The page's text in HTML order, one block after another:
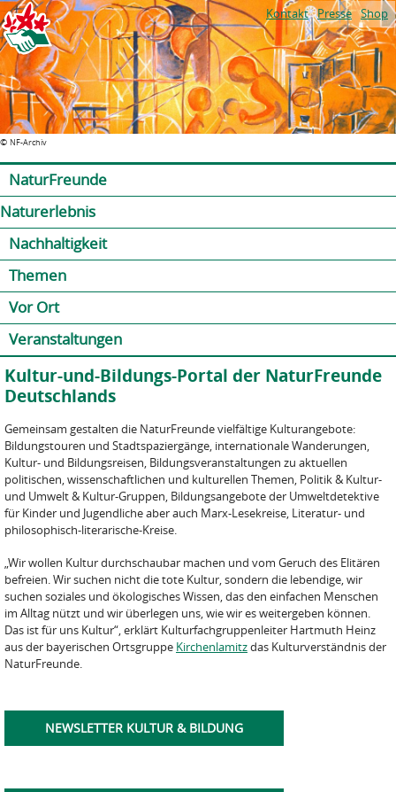
Jump to navigation
© NF-Archiv
Kontakt Presse Shop
NaturFreunde
Naturerlebnis
Nachhaltigkeit
Themen
Vor Ort
Veranstaltungen
Kultur-und-Bildungs-Portal der NaturFreunde
Deutschlands
Gemeinsam gestalten die NaturFreunde vielfältige Kulturangebote:
Bildungstouren und Stadtspaziergänge, internationale Wanderungen,
Kultur- und Bildungsreisen, Bildungsveranstaltungen zu aktuellen
politischen, wissenschaftlichen und kulturellen Themen, Politik & Kultur-
und Umwelt & Kultur-Gruppen, Bildungsangebote der Umweltdetektive
für Kinder und Jugendliche aber auch Marx-Lesekreise, Literatur- und
philosophisch-literarische-Kreise.
„Wir wollen Kultur durchschaubar machen und vom Geruch des Elitären
befreien. Wir suchen nicht die tote Kultur, sondern die lebendige, wir
suchen soziales und ökologisches Wissen, das den einfachen Menschen
im Alltag nützt und wir überlegen uns, wie wir es weitergeben können.
Das ist für uns Kultur“, erklärt Kulturfachgruppenleiter Hartmuth Heinz
aus der bayerischen Ortsgruppe Kirchenlamitzdas Kulturverständnis der
NaturFreunde.
NEWSLETTER KULTUR & BILDUNG